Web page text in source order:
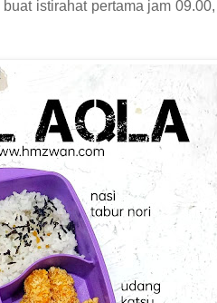
istirahat pertama jam